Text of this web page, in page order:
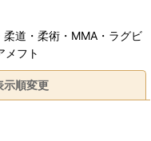
道・柔術・MMA・ラグビ
メフト
示順変更